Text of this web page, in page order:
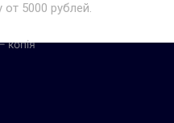
от 5000 рублей.